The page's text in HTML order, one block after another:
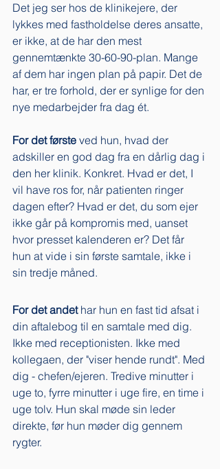
Det jeg ser hos de klinikejere, der
lykkes med fastholdelse deres ansatte,
er ikke, at de har den mest
gennemtænkte 30-60-90-plan. Mange
af dem har ingen plan på papir. Det de
har, er tre forhold, der er synlige for den
nye medarbejder fra dag ét.
For det første ved hun, hvad der
adskiller en god dag fra en dårlig dag i
den her klinik. Konkret. Hvad er det, I
vil have ros for, når patienten ringer
dagen efter? Hvad er det, du som ejer
ikke går på kompromis med, uanset
hvor presset kalenderen er? Det får
hun at vide i sin første samtale, ikke i
sin tredje måned.
For det andet har hun en fast tid afsat i
din aftalebog til en samtale med dig.
Ikke med receptionisten. Ikke med
kollegaen, der "viser hende rundt". Med
dig - chefen/ejeren. Tredive minutter i
uge to, fyrre minutter i uge fire, en time i
uge tolv. Hun skal møde sin leder
direkte, før hun møder dig gennem
rygter.